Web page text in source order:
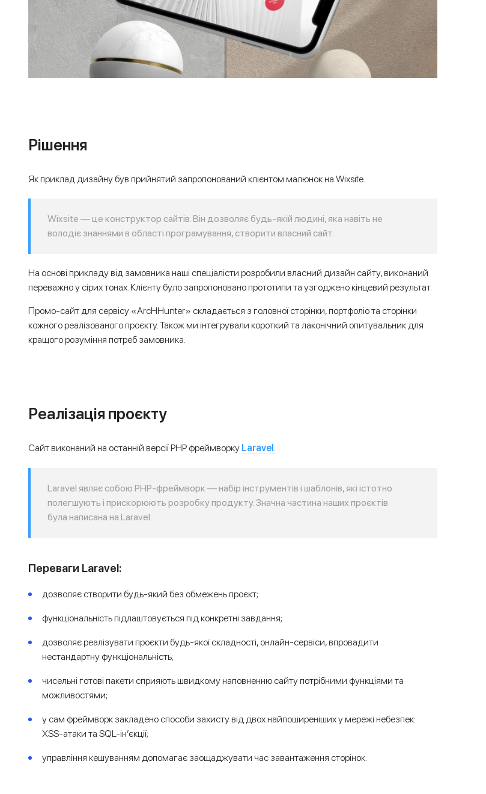
Рішення
Як приклад дизайну був прийнятий запропонований клієнтом малюнок на Wixsite.
Wixsite — це конструктор сайтів. Він дозволяє будь-якій людині, яка навіть не
володіє знаннями в області програмування, створити власний сайт.
На основі прикладу від замовника наші спеціалісти розробили власний дизайн сайту, виконаний
переважно у сірих тонах. Клієнту було запропоновано прототипи та узгоджено кінцевий результат.
Промо-сайт для сервісу «ArcHHunter» складається з головної сторінки, портфоліо та сторінки
кожного реалізованого проєкту. Також ми інтегрували короткий та лаконічний опитувальник для
кращого розуміння потреб замовника.
Реалізація проєкту
Сайт виконаний на останній версії PHP фреймворку Laravel .
Laravel являє собою PHP-фреймворк — набір інструментів і шаблонів, які істотно
полегшують і прискорюють розробку продукту. Значна частина наших проєктів
була написана на Laravel.
Переваги Laravel:
дозволяє створити будь-який без обмежень проєкт;
функціональність підлаштовується під конкретні завдання;
дозволяє реалізувати проєкти будь-якої складності, онлайн-сервіси, впровадити
нестандартну функціональність;
чисельні готові пакети сприяють швидкому наповненню сайту потрібними функціями та
можливостями;
у сам фреймворк закладено способи захисту від двох найпоширеніших у мережі небезпек:
XSS-атаки та SQL-ін’єкції;
управління кешуванням допомагає заощаджувати час завантаження сторінок.